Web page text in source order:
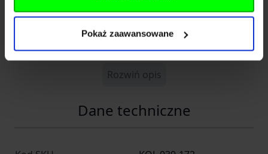
Pokaż zaawansowane
Symbol dostawcy; AOF-S+ green
Rozwiń opis
Dane techniczne